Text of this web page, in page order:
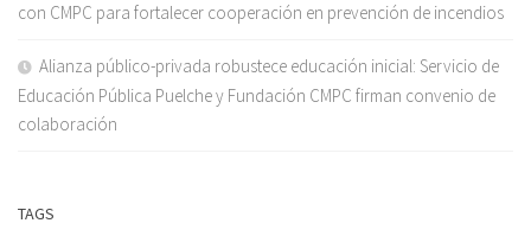
con CMPC para fortalecer cooperación en prevención de incendios
Alianza público-privada robustece educación inicial: Servicio de
Educación Pública Puelche y Fundación CMPC firman convenio de
colaboración
TAGS